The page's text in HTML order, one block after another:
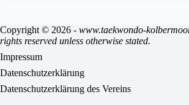
Copyright © 2026 - www.taekwondo-
rights reserved unless otherwise stated.
Impressum
Datenschutzerklärung
Datenschutzerklärung des Vereins